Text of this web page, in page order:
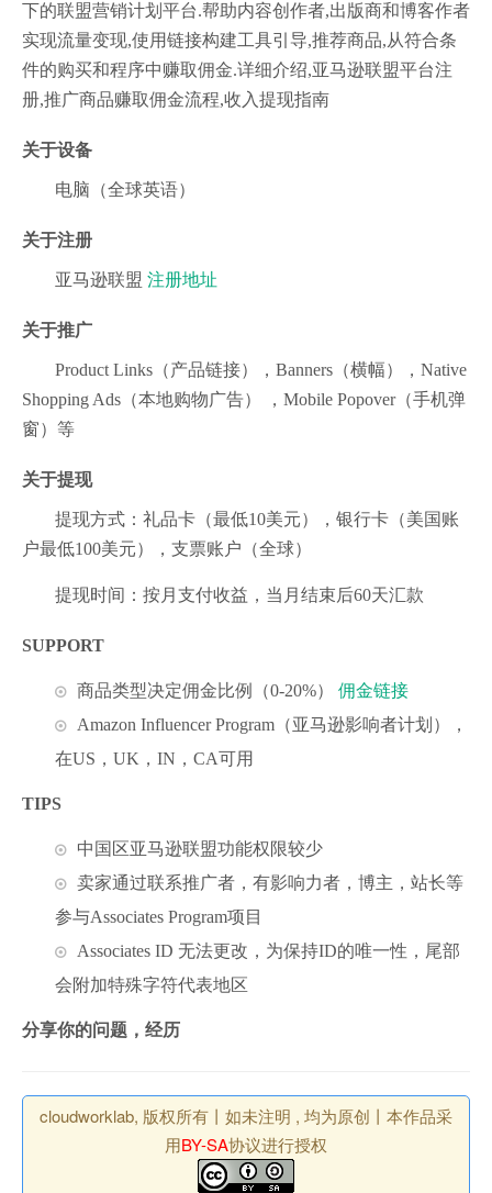
下的联盟营销计划平台.帮助内容创作者,出版商和博客作者
实现流量变现,使用链接构建工具引导,推荐商品,从符合条
件的购买和程序中赚取佣金.详细介绍,亚马逊联盟平台注
册,推广商品赚取佣金流程,收入提现指南
关于设备
电脑（全球英语）
关于注册
亚马逊联盟 注册地址
关于推广
Product Links（产品链接），Banners（横幅），Native
Shopping Ads（本地购物广告） ，Mobile Popover（手机弹
窗）等
关于提现
提现方式：礼品卡（最低10美元），银行卡（美国账
户最低100美元），支票账户（全球）
提现时间：按月支付收益，当月结束后60天汇款
SUPPORT
商品类型决定佣金比例（0-20%） 佣金链接
Amazon Influencer Program（亚马逊影响者计划），
在US，UK，IN，CA可用
TIPS
中国区亚马逊联盟功能权限较少
卖家通过联系推广者，有影响力者，博主，站长等
参与Associates Program项目
Associates ID 无法更改，为保持ID的唯一性，尾部
会附加特殊字符代表地区
分享你的问题，经历
cloudworklab, 版权所有丨如未注明 , 均为原创丨本作品采
用BY-SA协议进行授权